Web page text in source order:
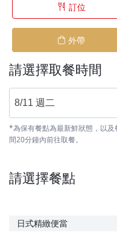
訂位
外帶
請選擇取餐時間
8/11 週二
*為保有餐點為最新鮮狀態，以
間20分鐘內前往取餐。
請選擇餐點
日式精緻便當